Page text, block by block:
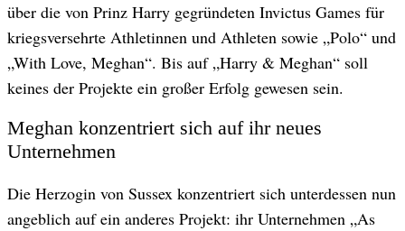
über die von Prinz Harry gegründeten Invictus Games für
kriegsversehrte Athletinnen und Athleten sowie „Polo“ und
„With Love, Meghan“. Bis auf „Harry & Meghan“ soll
keines der Projekte ein großer Erfolg gewesen sein.
Meghan konzentriert sich auf ihr neues
Unternehmen
Die Herzogin von Sussex konzentriert sich unterdessen nun
angeblich auf ein anderes Projekt: ihr Unternehmen „As